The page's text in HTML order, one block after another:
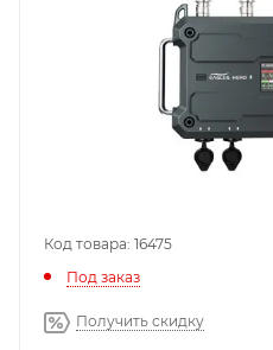
Код товара: 16475
Под заказ
Получить скидку